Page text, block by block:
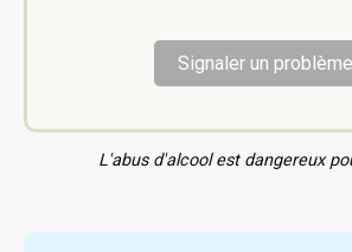
Signaler un problème
L'abus d'alcool est dangereux